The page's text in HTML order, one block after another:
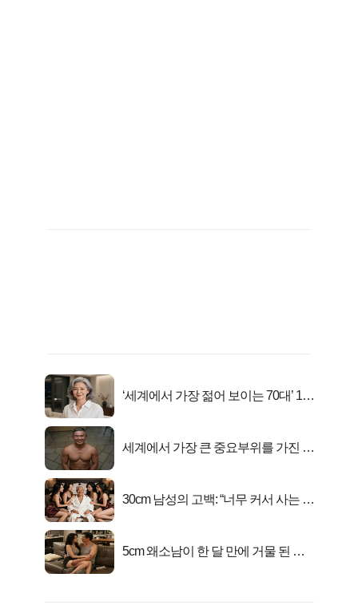
‘세계에서 가장 젊어 보이는 70대’ 1위
세계에서 가장 큰 중요부위를 가진 남
30cm 남성의 고백: “너무 커서 사는 게
5cm 왜소남이 한 달 만에 거물 된 사